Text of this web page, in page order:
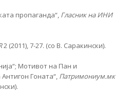
пропаганда“, Гласник на ИНИ
2 (2011), 7-27. (co В. Саракински).
Мотивот на Пан и
Гоната“, Патримониум.мк